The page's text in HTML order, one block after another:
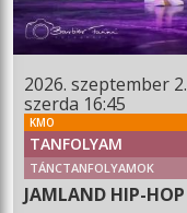
2026. szeptember 2.
szerda 16:45
KMO
TANFOLYAM
TÁNCTANFOLYAMOK
JAMLAND HIP-HOP